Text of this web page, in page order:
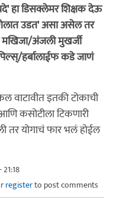
हा डिसक्लेमर शिक्षक देऊ
उडत' असा असेल तर
अंजली मुखर्जी
हर्बालाईफ कडे जाणं
वाटावीत इतकी टोकाची
कसोटीला टिकणारी
तर योगाचं फार भलं होईल
registerto post comments